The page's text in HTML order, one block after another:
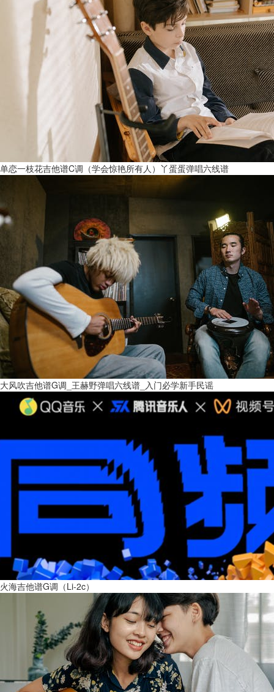
单恋一枝花吉他谱C调（学会惊艳所有人）丫蛋蛋弹唱六线谱
大风吹吉他谱G调_王赫野弹唱六线谱_入门必学新手民谣
火海吉他谱G调（Li-2c）